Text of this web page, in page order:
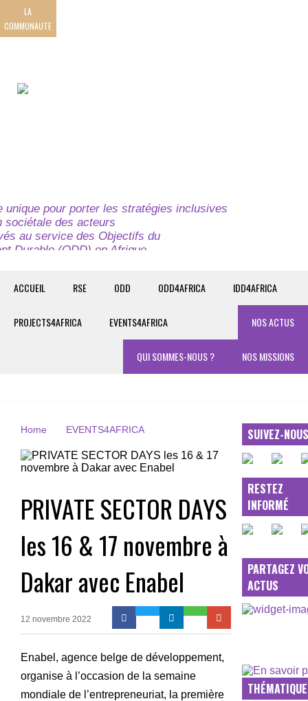
LA
COMMUNAUTE
unique pour porter les stratégies inclusives
sociétale des acteurs
au service des Objectifs du
Durable (ODD) en Afrique.
ACCUEIL RSE ODD ODD4AFRICA IDD4AFRICA
PROJECTS4AFRICA EVENTS4AFRICA NOS ACTUS
NOS MISSIONS
QUI SOMMES-NOUS ?
Home EVENTS4AFRICA
PRIVATE SECTOR DAYS
les 16 & 17 novembre à
Dakar avec Enabel
12 novembre 2022
Enabel, agence belge de développement,
organise à l’occasion de la semaine
mondiale de l’entrepreneuriat, la première
SUIVEZ-
RESTEZ
INFORMÉ
PARTAGEZ
ACTUS